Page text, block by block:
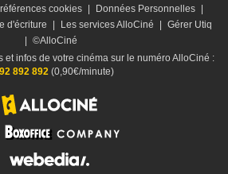
cookies Données Personnelles
d'écriture Les services AlloCiné
Gérer Utiq
©AlloCiné
et infos de votre cinéma sur le numéro AlloCiné :
892 892(0,90€/minute)